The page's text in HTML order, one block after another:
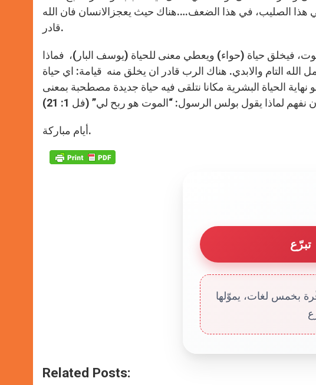
هذا الصليب، في هذا الضعف….هناك حيث يعجزالانسان فان الله
قادر.
فيخلق حياة (حواء) ويعطي معنى للحياة (يوسف البار)، فماذا
الله التام والابدي. هناك الرب قادر ان يخلق منه قيامة: اي حياة
الحياة البشرية مكانا نتلقى فيه حياة جديدة مصطحبة بمعنى
أيام مباركة.
تبرّع
بخمس لغات، يموّلها
Related Posts: